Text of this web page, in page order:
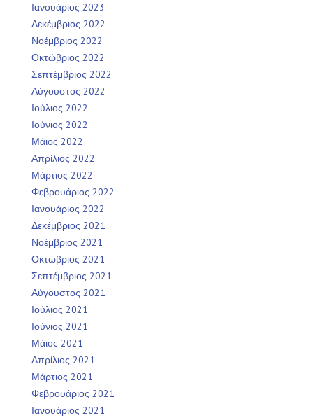
Ιανουάριος 2023
Δεκέμβριος 2022
Νοέμβριος 2022
Οκτώβριος 2022
Σεπτέμβριος 2022
Αύγουστος 2022
Ιούλιος 2022
Ιούνιος 2022
Μάιος 2022
Απρίλιος 2022
Μάρτιος 2022
Φεβρουάριος 2022
Ιανουάριος 2022
Δεκέμβριος 2021
Νοέμβριος 2021
Οκτώβριος 2021
Σεπτέμβριος 2021
Αύγουστος 2021
Ιούλιος 2021
Ιούνιος 2021
Μάιος 2021
Απρίλιος 2021
Μάρτιος 2021
Φεβρουάριος 2021
Ιανουάριος 2021